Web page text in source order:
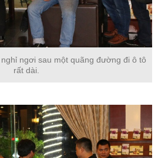
ngơi sau một quãng đường đi ô tô
rất dài.